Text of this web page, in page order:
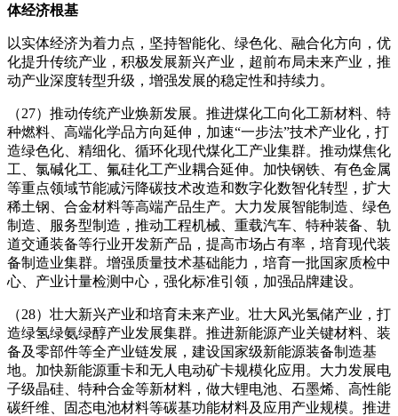
体经济根基
以实体经济为着力点，坚持智能化、绿色化、融合化方向，优
化提升传统产业，积极发展新兴产业，超前布局未来产业，推
动产业深度转型升级，增强发展的稳定性和持续力。
（27）推动传统产业焕新发展。推进煤化工向化工新材料、特
种燃料、高端化学品方向延伸，加速“一步法”技术产业化，打
造绿色化、精细化、循环化现代煤化工产业集群。推动煤焦化
工、氯碱化工、氟硅化工产业耦合延伸。加快钢铁、有色金属
等重点领域节能减污降碳技术改造和数字化数智化转型，扩大
稀土钢、合金材料等高端产品生产。大力发展智能制造、绿色
制造、服务型制造，推动工程机械、重载汽车、特种装备、轨
道交通装备等行业开发新产品，提高市场占有率，培育现代装
备制造业集群。增强质量技术基础能力，培育一批国家质检中
心、产业计量检测中心，强化标准引领，加强品牌建设。
（28）壮大新兴产业和培育未来产业。壮大风光氢储产业，打
造绿氢绿氨绿醇产业发展集群。推进新能源产业关键材料、装
备及零部件等全产业链发展，建设国家级新能源装备制造基
地。加快新能源重卡和无人电动矿卡规模化应用。大力发展电
子级晶硅、特种合金等新材料，做大锂电池、石墨烯、高性能
碳纤维、固态电池材料等碳基功能材料及应用产业规模。推进